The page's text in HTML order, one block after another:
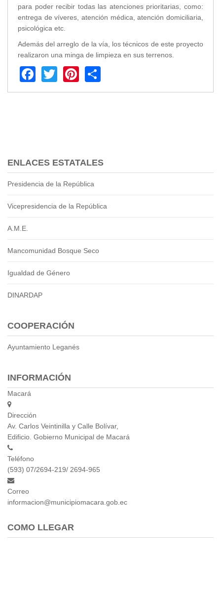
para poder recibir todas las atenciones prioritarias, como:
entrega de víveres, atención médica, atención domiciliaria,
psicológica etc.
Además del arreglo de la vía, los técnicos de este proyecto
realizaron una minga de limpieza en sus terrenos.
Facebook
TwitterPinterest
ENLACES ESTATALES
Presidencia de la República
Vicepresidencia de la República
A.M.E.
Mancomunidad Bosque Seco
Igualdad de Género
DINARDAP
COOPERACIÓN
Ayuntamiento Leganés
INFORMACIÓN
Macará
Dirección
Av. Carlos Veintinilla y Calle Bolívar,
Edificio. Gobierno Municipal de Macará
Teléfono
(593) 07/2694-219/ 2694-965
Correo
informacion@municipiomacara.gob.ec
COMO LLEGAR
2025
2020
2024
2023
2022
2021
2016
2019
2013
2012
EPRAMA
2022
2021
2018
2017
2016
Empresa Pública de Vivienda
2020
2017
2015
GAD Macará
Empresa Pública de Vivienda
P.A.C. - P.O.A.
P.D.L - P.D.O.T.
GACETA TRIBUTARIA
Convenios
Cumplimiento LOTAIP
Concurso de Méritos
Concursos 2016
Servicio